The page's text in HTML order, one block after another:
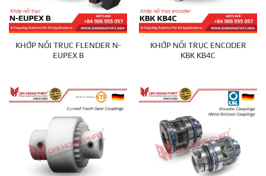
KHỚP NỐI TRỤC FLENDER N-
EUPEX B
KHỚP NỐI TRỤC ENCODER
KBK KB4C